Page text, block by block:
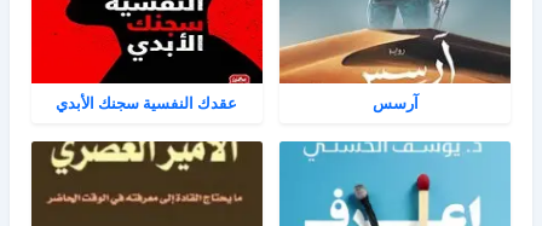
آرسس عقدك النفسية سجنك الأبدي